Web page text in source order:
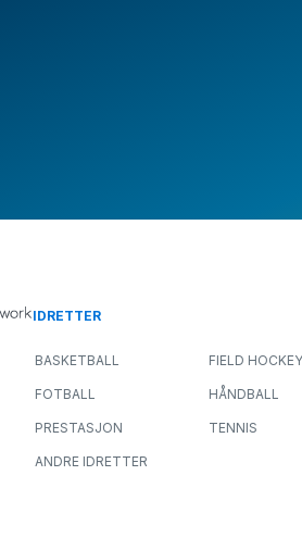
IDRETTER
BASKETBALL FIELD HOCKEY
FOTBALL HÅNDBALL
PRESTASJON TENNIS
ANDRE IDRETTER